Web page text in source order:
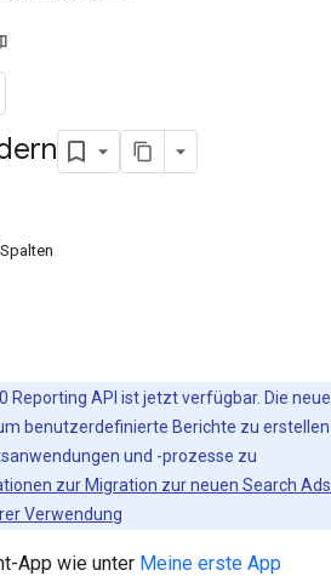
Reporting API ist jetzt verfügbar. Die neue
benutzerdefinierte Berichte zu erstellen
und -prozesse zu
zur Migration zur neuen Search Ads
Verwendung
App wie unter Meine erste App